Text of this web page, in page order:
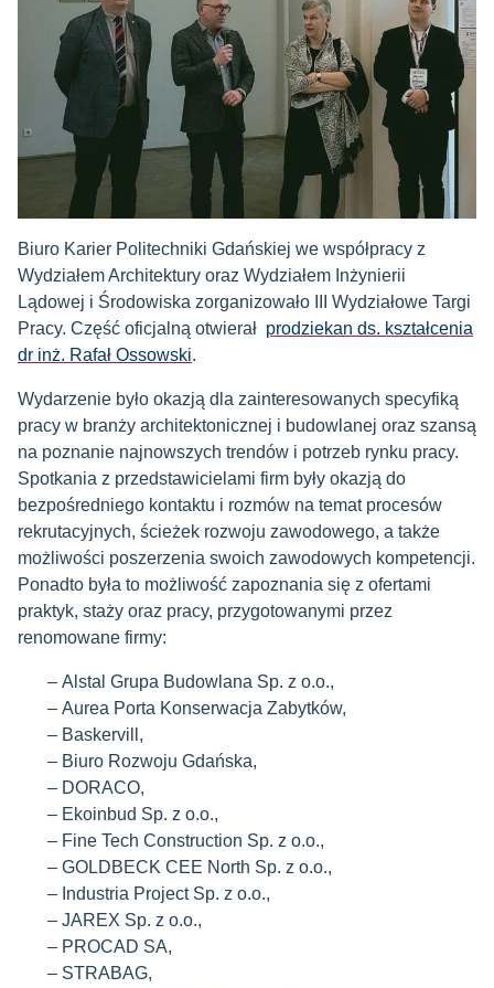
Biuro Karier Politechniki Gdańskiej we współpracy z
Wydziałem Architektury oraz Wydziałem Inżynierii
Lądowej i Środowiska zorganizowało III Wydziałowe Targi
Pracy. Część oficjalną otwierał prodziekan ds. kształcenia
dr inż. Rafał Ossowski.
Wydarzenie było okazją dla zainteresowanych specyfiką
pracy w branży architektonicznej i budowlanej oraz szansą
na poznanie najnowszych trendów i potrzeb rynku pracy.
Spotkania z przedstawicielami firm były okazją do
bezpośredniego kontaktu i rozmów na temat procesów
rekrutacyjnych, ścieżek rozwoju zawodowego, a także
możliwości poszerzenia swoich zawodowych kompetencji.
Ponadto była to możliwość zapoznania się z ofertami
praktyk, staży oraz pracy, przygotowanymi przez
renomowane firmy:
Alstal Grupa Budowlana Sp. z o.o.,
Aurea Porta Konserwacja Zabytków,
Baskervill,
Biuro Rozwoju Gdańska,
DORACO,
Ekoinbud Sp. z o.o.,
Fine Tech Construction Sp. z o.o.,
GOLDBECK CEE North Sp. z o.o.,
Industria Project Sp. z o.o.,
JAREX Sp. z o.o.,
PROCAD SA,
STRABAG,